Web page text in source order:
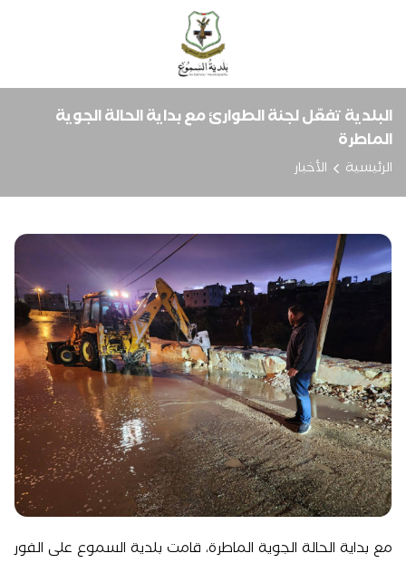
البلدية تفعّل لجنة الطوارئ مع بداية الحالة الجوية
الماطرة
الرئيسية الأخبار
مع بداية الحالة الجوية الماطرة، قامت بلدية السموع على الفور